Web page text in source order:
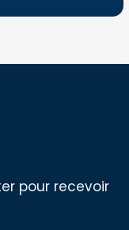
pour recevoir